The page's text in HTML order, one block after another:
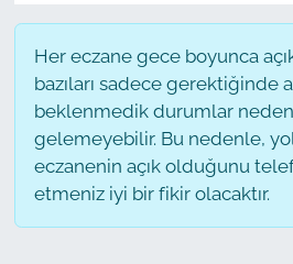
Her eczane gece boyunca
bazıları sadece gerektiğinde
beklenmedik durumlar
gelemeyebilir. Bu nedenle,
eczanenin açık olduğunu
etmeniz iyi bir fikir olacaktır.